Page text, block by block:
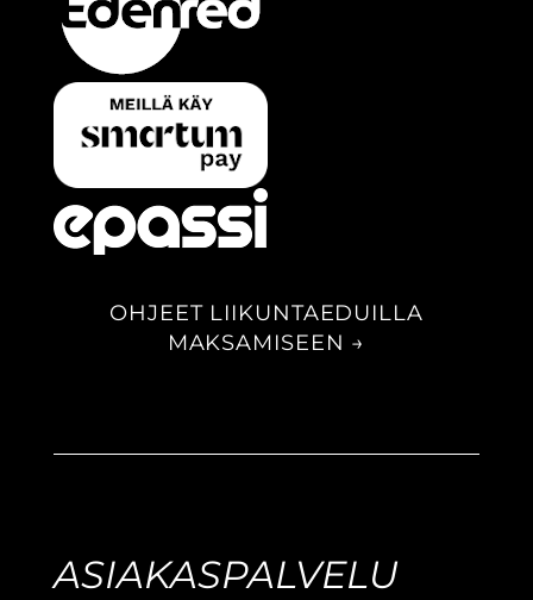
OHJEET LIIKUNTAEDUILLA
MAKSAMISEEN →
ASIAKASPALVELU